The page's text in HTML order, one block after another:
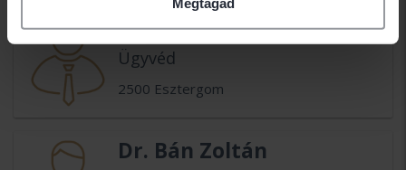
Dr. Balogh Zoltán
Ügyvéd
2500 Esztergom
Dr. Bán Zoltán